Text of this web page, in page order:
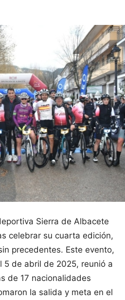
Sierra de Albacete
celebrar su cuarta edición,
precedentes. Este evento,
5 de abril de 2025, reunió a
de 17 nacionalidades
la salida y meta en el